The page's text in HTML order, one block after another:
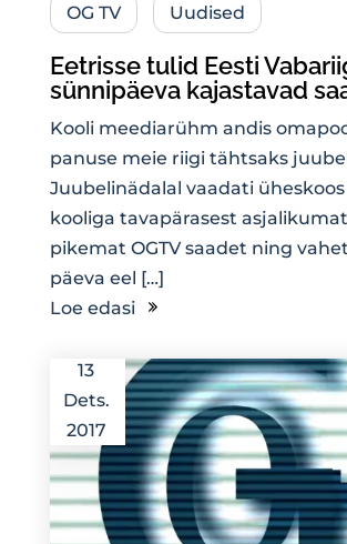
OG TV Uudised
Eetrisse tulid Eesti
sünnipäeva kajastavad
Kooli meediarühm andis
panuse meie riigi tähtsaks
Juubelinädalal vaadati
kooliga tavapärasest
pikemat OGTV saadet ning
päeva eel […]
Loe edasi
13
Dets.
2017